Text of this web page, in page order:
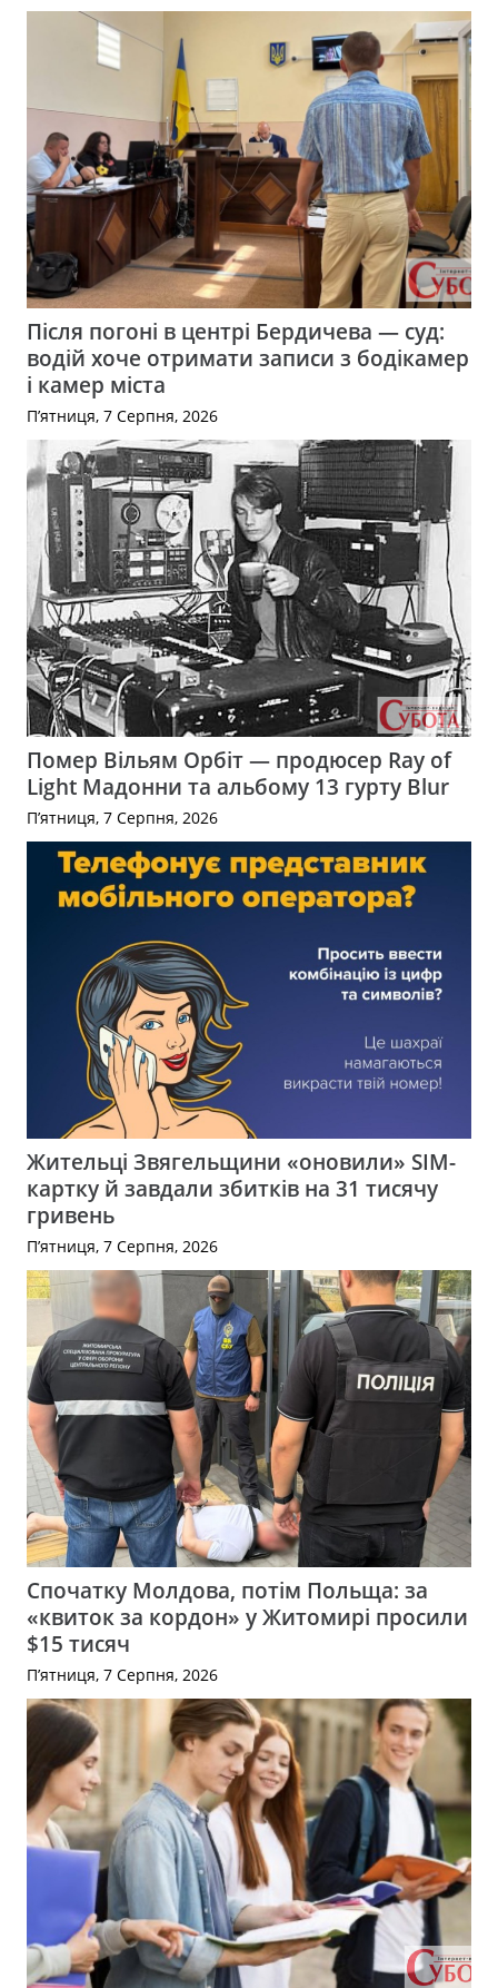
Після погоні в центрі Бердичева — суд:
водій хоче отримати записи з бодікамер
і камер міста
П’ятниця, 7 Серпня, 2026
Помер Вільям Орбіт — продюсер Ray of
Light Мадонни та альбому 13 гурту Blur
П’ятниця, 7 Серпня, 2026
Жительці Звягельщини «оновили» SIM-
картку й завдали збитків на 31 тисячу
гривень
П’ятниця, 7 Серпня, 2026
Спочатку Молдова, потім Польща: за
«квиток за кордон» у Житомирі просили
$15 тисяч
П’ятниця, 7 Серпня, 2026